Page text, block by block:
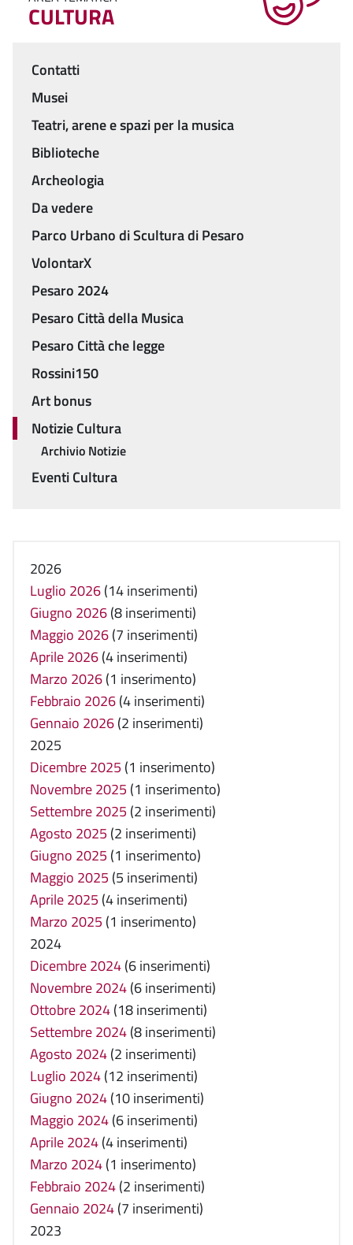
CULTURA
Menu
Contatti
Musei
Teatri, arene e spazi per la musica
Biblioteche
Archeologia
Da vedere
Parco Urbano di Scultura di Pesaro
VolontarX
Pesaro 2024
Pesaro Città della Musica
Pesaro Città che legge
Rossini150
Art bonus
Notizie Cultura
Archivio Notizie
Eventi Cultura
2026
Luglio 2026(14 inserimenti)
Giugno 2026(8 inserimenti)
Maggio 2026(7 inserimenti)
Aprile 2026(4 inserimenti)
Marzo 2026(1 inserimento)
Febbraio 2026(4 inserimenti)
Gennaio 2026(2 inserimenti)
2025
Dicembre 2025 (1 inserimento)
Novembre 2025 (1 inserimento)
Settembre 2025 (2 inserimenti)
Agosto 2025 (2 inserimenti)
Giugno 2025 (1 inserimento)
Maggio 2025 (5 inserimenti)
Aprile 2025 (4 inserimenti)
Marzo 2025 (1 inserimento)
2024
Dicembre 2024(6 inserimenti)
Novembre 2024(6 inserimenti)
Ottobre 2024(18 inserimenti)
Settembre 2024(8 inserimenti)
Agosto 2024(2 inserimenti)
Luglio 2024(12 inserimenti)
Giugno 2024(10 inserimenti)
Maggio 2024(6 inserimenti)
Aprile 2024(4 inserimenti)
Marzo 2024(1 inserimento)
Febbraio 2024(2 inserimenti)
Gennaio 2024(7 inserimenti)
2023